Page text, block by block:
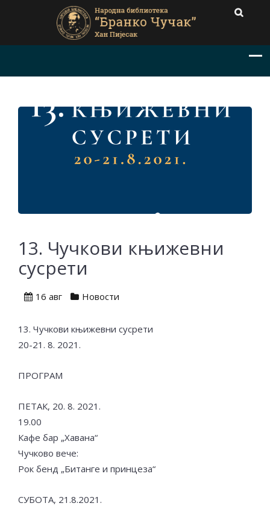
13. Чучкови књижевни
сусрети
16 авг Новости
13. Чучкови књижевни сусрети
20-21. 8. 2021.
ПРОГРАМ
ПЕТАК, 20. 8. 2021.
19.00
Кафе бар „Хавана“
Чучково вече:
Рок бенд „Битанге и принцеза“
СУБОТА, 21.8.2021.